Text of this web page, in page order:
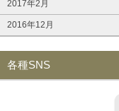
2017年2月
2016年12月
各種SNS